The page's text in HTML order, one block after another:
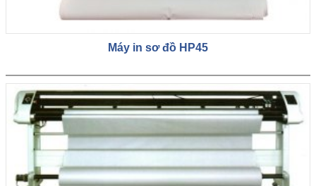
Máy in sơ đồ HP45